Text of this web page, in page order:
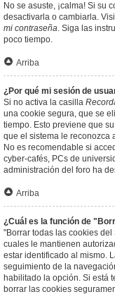
No se asuste, ¡calma! Si su
desactivarla o cambiarla.
mi contraseña. Siga las
poco tiempo.
Arriba
¿Por qué mi sesión de
Si no activa la casilla
una cookie segura, que se
tiempo. Esto previene que
que el sistema le reconozca
No es recomendable si
cyber-cafés, PCs de
administración del foro ha
Arriba
¿Cuál es la función de
"Borrar todas las cookies
cuales le mantienen
estar identificado al mismo.
seguimiento de la
habilitado la opción. Si está
borrar las cookies